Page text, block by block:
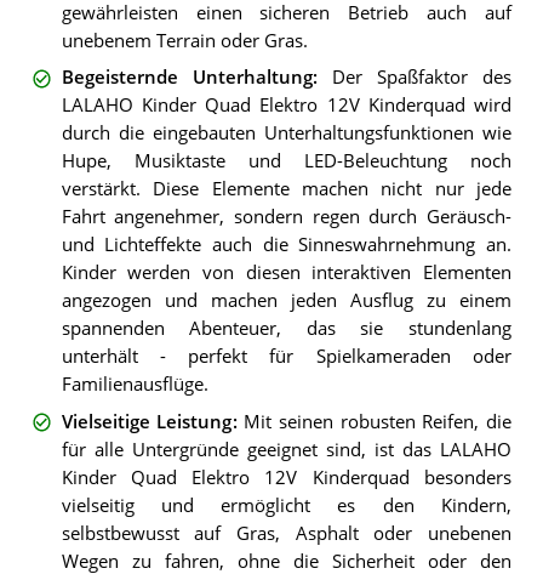
gewährleisten einen sicheren Betrieb auch auf
unebenem Terrain oder Gras.
Begeisternde Unterhaltung: Der Spaßfaktor des
LALAHO Kinder Quad Elektro 12V Kinderquad wird
durch die eingebauten Unterhaltungsfunktionen wie
Hupe, Musiktaste und LED-Beleuchtung noch
verstärkt. Diese Elemente machen nicht nur jede
Fahrt angenehmer, sondern regen durch Geräusch-
und Lichteffekte auch die Sinneswahrnehmung an.
Kinder werden von diesen interaktiven Elementen
angezogen und machen jeden Ausflug zu einem
spannenden Abenteuer, das sie stundenlang
unterhält - perfekt für Spielkameraden oder
Familienausflüge.
Vielseitige Leistung: Mit seinen robusten Reifen, die
für alle Untergründe geeignet sind, ist das LALAHO
Kinder Quad Elektro 12V Kinderquad besonders
vielseitig und ermöglicht es den Kindern,
selbstbewusst auf Gras, Asphalt oder unebenen
Wegen zu fahren, ohne die Sicherheit oder den